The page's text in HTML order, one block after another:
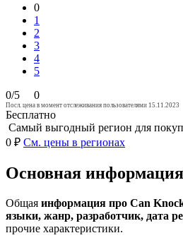
0
1
2
3
4
5
0/5 0
Посл. цена в момент отслеживания пользователями 15.11.2023
Бесплатно
Самый выгодный регион для
0 ₽ См. цены в регионах
Основная информация
Общая информация про Can
языки, жанр, разработчик, дата
прочие характеристики.